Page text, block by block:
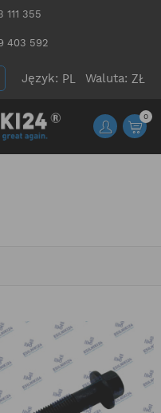
111 355
403 592
Język: Waluta:
0